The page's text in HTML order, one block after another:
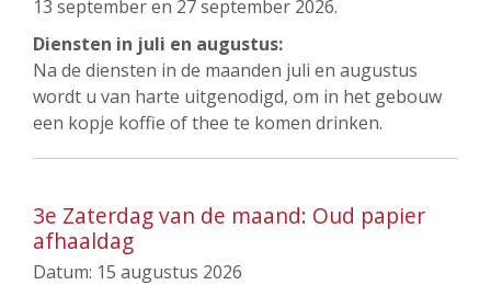
13 september en 27 september 2026.
Diensten in juli en augustus:
Na de diensten in de maanden juli en augustus
wordt u van harte uitgenodigd, om in het gebouw
een kopje koffie of thee te komen drinken.
3e Zaterdag van de maand: Oud papier
afhaaldag
Datum: 15 augustus 2026